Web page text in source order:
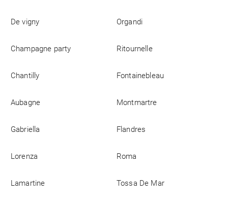
De vigny Organdi
Champagne party Ritournelle
Chantilly Fontainebleau
Aubagne Montmartre
Gabriella Flandres
Lorenza Roma
Lamartine Tossa De Mar